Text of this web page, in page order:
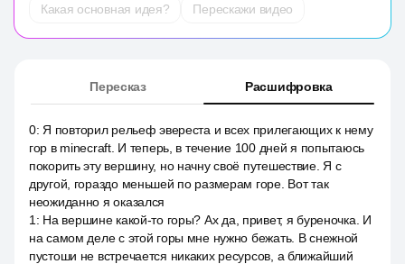
Какая основная идея?
Перескажи видео
Пересказ Расшифровка
0: Я повторил рельеф эвереста и всех прилегающих к нему
гор в minecraft. И теперь, в течение 100 дней я попытаюсь
покорить эту вершину, но начну своё путешествие. Я с
другой, гораздо меньшей по размерам горе. Вот так
неожиданно я оказался
1 : На вершине какой-то горы? Ах да, привет, я буреночка. И
на самом деле с этой горы мне нужно бежать. В снежной
пустоши не встречается никаких ресурсов, а ближайший